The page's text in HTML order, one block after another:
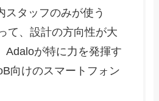
スタッフのみが使う
て、設計の方向性が大
Adaloが特に力を発揮す
向けのスマートフォン